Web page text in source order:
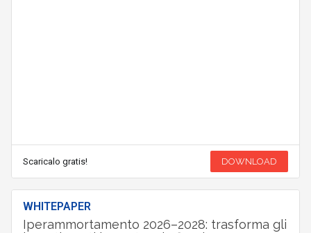
Scaricalo gratis! DOWNLOAD
WHITEPAPER
Iperammortamento 2026–2028: trasforma gli